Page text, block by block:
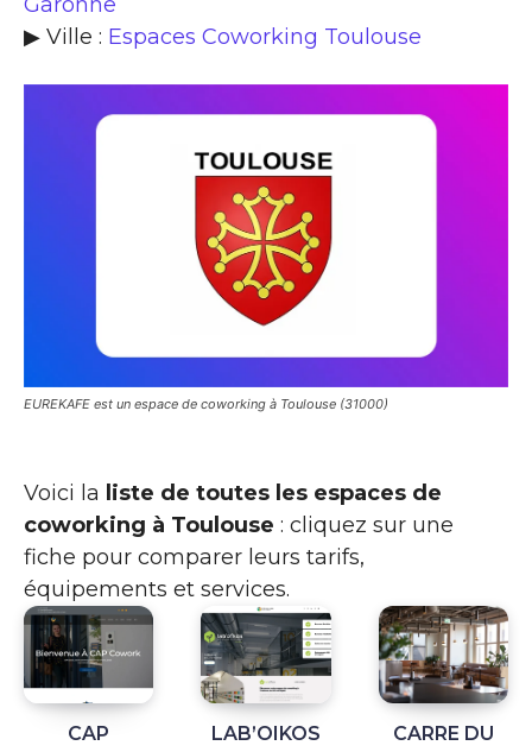
▶ Ville : Espaces Coworking Toulouse
EUREKAFE est un espace de coworking à Toulouse (31000)
Voici la liste de toutes les espaces de
coworking à Toulouse : cliquez sur une
fiche pour comparer leurs tarifs,
équipements et services.
CAP
LAB’OIKOS
CARRE DU